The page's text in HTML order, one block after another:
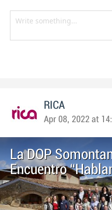
RICA
Apr 08, 2022 at
La DOP
Encuentro